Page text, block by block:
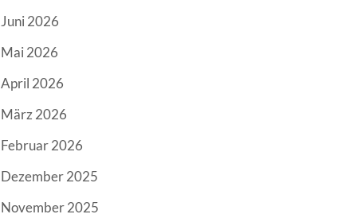
Juni 2026
Mai 2026
April 2026
März 2026
Februar 2026
Dezember 2025
November 2025